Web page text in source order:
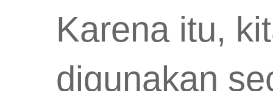
Karena itu,
digunakan